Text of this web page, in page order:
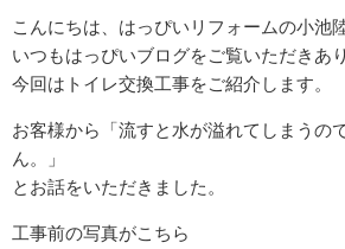
こんにちは、はっぴいリフォームの小池
いつもはっぴいブログをご覧いただきあ
今回はトイレ交換工事をご紹介します。
お客様から「流すと水が溢れてしまうの
ん。」
とお話をいただきました。
工事前の写真がこちら